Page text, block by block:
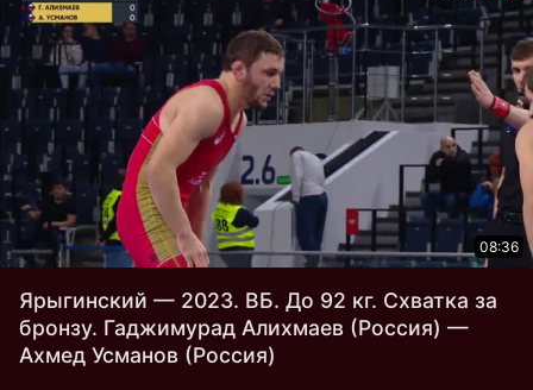
08:36
Ярыгинский — 2023. ВБ. До 92 кг. Схватка за
бронзу. Гаджимурад Алихмаев (Россия) —
Ахмед Усманов (Россия)